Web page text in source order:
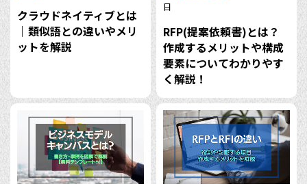
クラウドネイティブとは
｜類似語との違いやメリ
ットを解説
日
RFP(提案依頼書)とは？
作成するメリットや構成
要素についてわかりやす
く解説！